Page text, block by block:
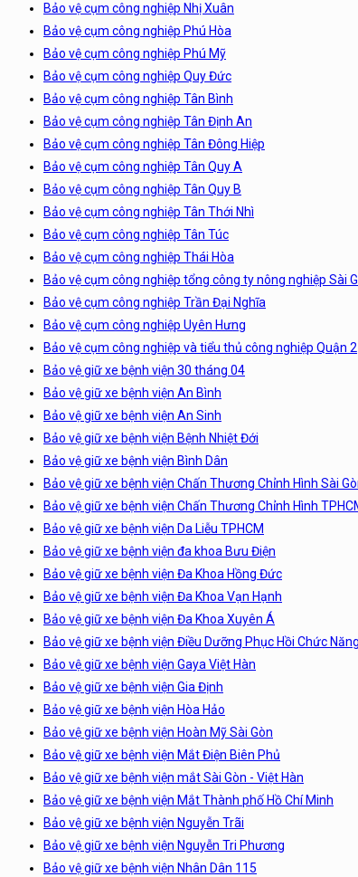
Bảo vệ cụm công nghiệp Nhị Xuân
Bảo vệ cụm công nghiệp Phú Hòa
Bảo vệ cụm công nghiệp Phú Mỹ
Bảo vệ cụm công nghiệp Quy Đức
Bảo vệ cụm công nghiệp Tân Bình
Bảo vệ cụm công nghiệp Tân Định An
Bảo vệ cụm công nghiệp Tân Đông Hiệp
Bảo vệ cụm công nghiệp Tân Quy A
Bảo vệ cụm công nghiệp Tân Quy B
Bảo vệ cụm công nghiệp Tân Thới Nhì
Bảo vệ cụm công nghiệp Tân Túc
Bảo vệ cụm công nghiệp Thái Hòa
Bảo vệ cụm công nghiệp tổng công ty nông nghiệp Sài
Bảo vệ cụm công nghiệp Trần Đại Nghĩa
Bảo vệ cụm công nghiệp Uyên Hưng
Bảo vệ cụm công nghiệp và tiểu thủ công nghiệp Quận 2
Bảo vệ giữ xe bệnh viện 30 tháng 04
Bảo vệ giữ xe bệnh viện An Bình
Bảo vệ giữ xe bệnh viện An Sinh
Bảo vệ giữ xe bệnh viện Bệnh Nhiệt Đới
Bảo vệ giữ xe bệnh viện Bình Dân
Bảo vệ giữ xe bệnh viện Chấn Thương Chỉnh Hình Sài
Bảo vệ giữ xe bệnh viện Chấn Thương Chỉnh Hình
Bảo vệ giữ xe bệnh viện Da Liễu TPHCM
Bảo vệ giữ xe bệnh viện đa khoa Bưu Điện
Bảo vệ giữ xe bệnh viện Đa Khoa Hồng Đức
Bảo vệ giữ xe bệnh viện Đa Khoa Vạn Hạnh
Bảo vệ giữ xe bệnh viện Đa Khoa Xuyên Á
Bảo vệ giữ xe bệnh viện Điều Dưỡng Phục Hồi Chức Năng
Bảo vệ giữ xe bệnh viện Gaya Việt Hàn
Bảo vệ giữ xe bệnh viện Gia Định
Bảo vệ giữ xe bệnh viện Hòa Hảo
Bảo vệ giữ xe bệnh viện Hoàn Mỹ Sài Gòn
Bảo vệ giữ xe bệnh viện Mắt Điện Biên Phủ
Bảo vệ giữ xe bệnh viện mắt Sài Gòn - Việt Hàn
Bảo vệ giữ xe bệnh viện Mắt Thành phố Hồ Chí Minh
Bảo vệ giữ xe bệnh viện Nguyễn Trãi
Bảo vệ giữ xe bệnh viện Nguyễn Tri Phương
Bảo vệ giữ xe bệnh viện Nhân Dân 115